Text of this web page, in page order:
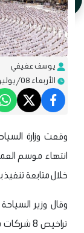
يوسف عفيفي
الأربعاء 08/يوليو/2026 - 02:46 م
خلال متابعة تنفيذ
وقال وزير
تراخيص 8